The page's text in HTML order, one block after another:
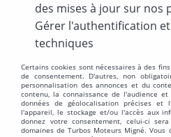
MODÈLE
ÉNERGIES
des mises à jour sur nos
Gérer l'authentification
techniques
Certains cookies sont nécessaires à des
de consentement. D'autres, non
personnalisation des annonces et du
contenu, la connaissance de l'audience
données de géolocalisation précises et
l'appareil, le stockage et/ou l'accès aux
donnez votre consentement, celui-ci
domaines de Turbos Moteurs Migné.